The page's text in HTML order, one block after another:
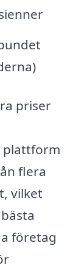
priser
plattform
flera
vilket
företag